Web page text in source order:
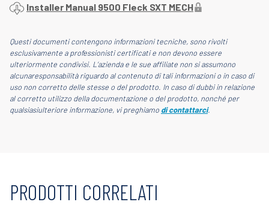
Installer Manual 9500 Fleck SXT MECH
Questi documenti contengono informazioni tecniche, sono rivolti
esclusivamente a professionisti certificati e non devono essere
ulteriormente condivisi. L’azienda e le sue affiliate non si assumono
alcunaresponsabilità riguardo al contenuto di tali informazioni o in caso di
uso non corretto delle stesse o del prodotto. In caso di dubbi in relazione
al corretto utilizzo della documentazione o del prodotto, nonché per
qualsiasiulteriore informazione, vi preghiamo di contattarci.
PRODOTTI CORRELATI